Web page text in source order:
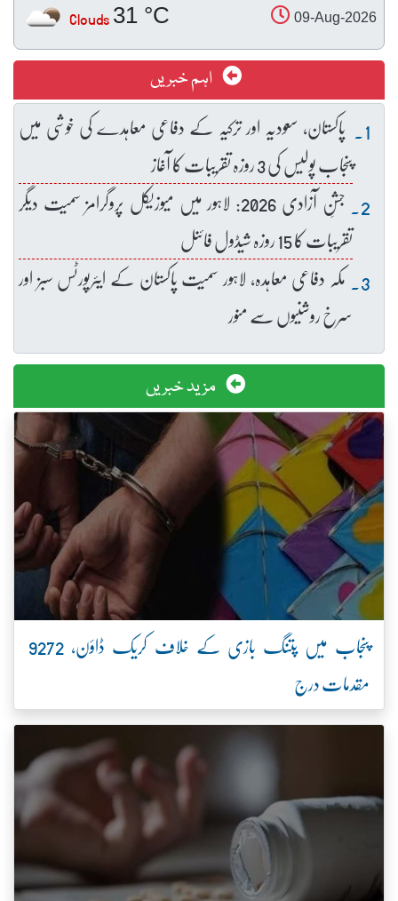
09-Aug-2026
31 °C
Clouds
اہم خبریں
پاکستان، سعودیہ اور ترکیہ کے دفاعی معاہدے کی خوشی میں
پنجاب پولیس کی 3 روزہ تقریبات کا آغاز
جشنِ آزادی 2026: لاہور میں میوزیکل پروگرامز سمیت دیگر
تقریبات کا 15 روزہ شیڈول فائنل
مکہ دفاعی معاہدہ، لاہور سمیت پاکستان کے ایئرپورٹس سبز اور
سرخ روشنیوں سے منور
مزید خبریں
پنجاب میں پتنگ بازی کے خلاف کریک ڈاؤن، 9272
مقدمات درج